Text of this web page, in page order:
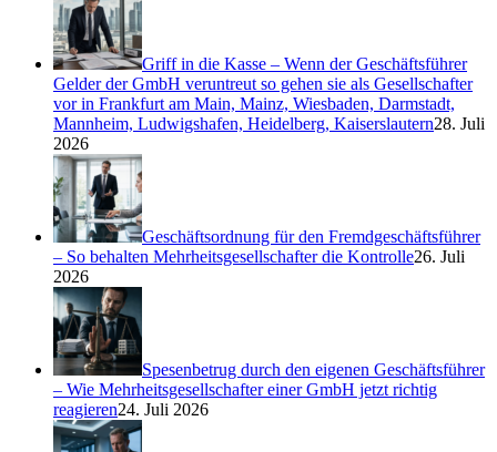
Griff in die Kasse – Wenn der Geschäftsführer
Gelder der GmbH veruntreut so gehen sie als Gesellschafter
vor in Frankfurt am Main, Mainz, Wiesbaden, Darmstadt,
Mannheim, Ludwigshafen, Heidelberg, Kaiserslautern28. Juli
2026
Geschäftsordnung für den Fremdgeschäftsführer
– So behalten Mehrheitsgesellschafter die Kontrolle26. Juli
2026
Spesenbetrug durch den eigenen Geschäftsführer
– Wie Mehrheitsgesellschafter einer GmbH jetzt richtig
reagieren24. Juli 2026